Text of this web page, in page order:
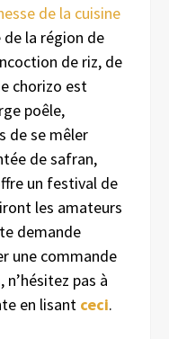
de la cuisine
de la région de
de riz, de
chorizo est
poêle,
de se mêler
de safran,
un festival de
les amateurs
demande
une commande
pas à
en lisant ceci.